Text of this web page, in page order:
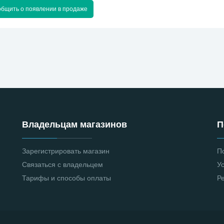
о появлении в продаже
Владельцам магазинов
Зарегистрировать магазин
Связаться с владельцем
Тарифы и способы оплаты